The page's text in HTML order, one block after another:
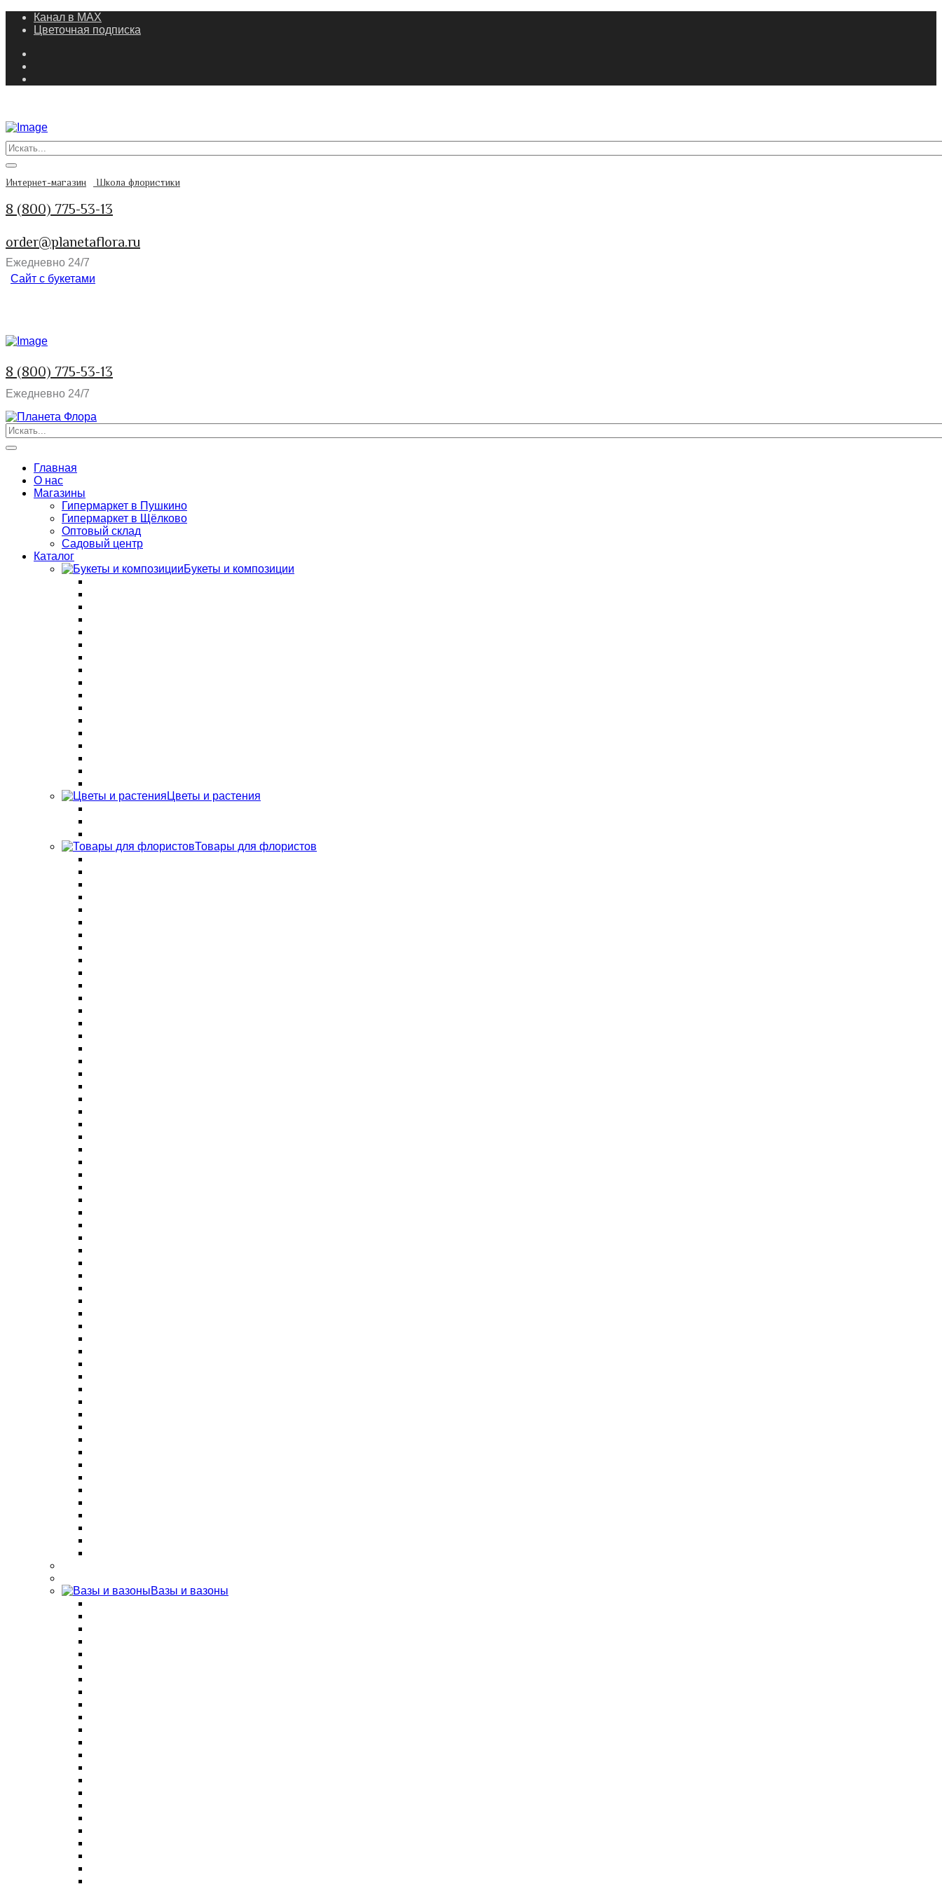
Канал в MAX
Цветочная подписка
Интернет-магазин Школа флористики
8 (800) 775-53-13
order@planetaflora.ru
Ежедневно 24/7
Сайт с букетами
8 (800) 775-53-13
Ежедневно 24/7
Главная
О нас
Магазины
Гипермаркет в Пушкино
Гипермаркет в Щёлково
Оптовый склад
Садовый центр
Каталог
Букеты и композиции
Цветы и растения
Товары для флористов
Вазы и вазоны